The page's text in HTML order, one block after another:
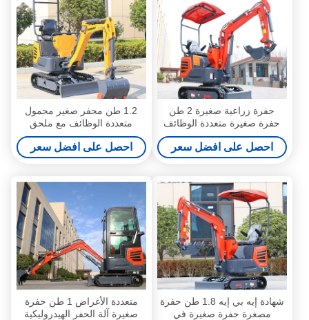
حفرة زراعية صغيرة 2 طن
حفرة صغيرة متعددة الوظائف
احصل على افضل سعر
1.2 طن محفر صغير محمول
متعددة الوظائف مع ملحق
احصل على افضل سعر
شهادة إيه بي إيه 1.8 طن حفرة
مصغرة حفرة صغيرة في
متعددة الأغراض 1 طن حفرة
صغيرة آلة الحفر الهيدروليكية